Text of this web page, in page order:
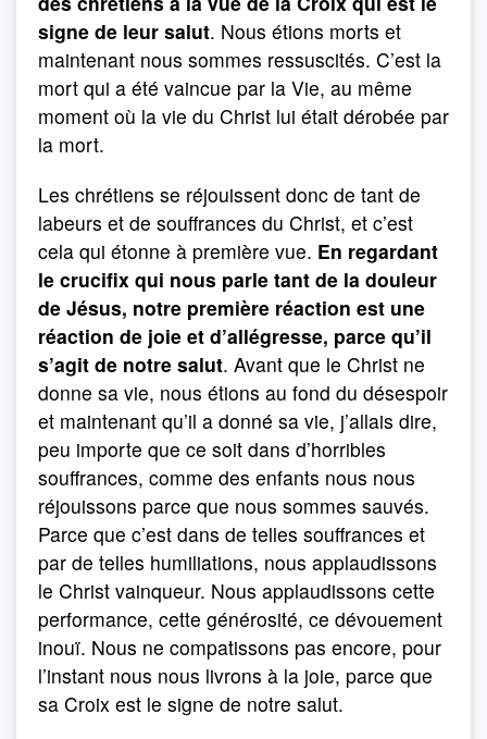
signe de leur salut. Nous étions morts et
maintenant nous sommes ressuscités. C’est la
mort qui a été vaincue par la Vie, au même
moment où la vie du Christ lui était dérobée par
la mort.
Les chrétiens se réjouissent donc de tant de
labeurs et de souffrances du Christ, et c’est
cela qui étonne à première vue. En regardant
le crucifix qui nous parle tant de la douleur
de Jésus, notre première réaction est une
réaction de joie et d’allégresse, parce qu’il
s’agit de notre salut. Avant que le Christ ne
donne sa vie, nous étions au fond du désespoir
et maintenant qu’il a donné sa vie, j’allais dire,
peu importe que ce soit dans d’horribles
souffrances, comme des enfants nous nous
réjouissons parce que nous sommes sauvés.
Parce que c’est dans de telles souffrances et
par de telles humiliations, nous applaudissons
le Christ vainqueur. Nous applaudissons cette
performance, cette générosité, ce dévouement
inouï. Nous ne compatissons pas encore, pour
l’instant nous nous livrons à la joie, parce que
sa Croix est le signe de notre salut.